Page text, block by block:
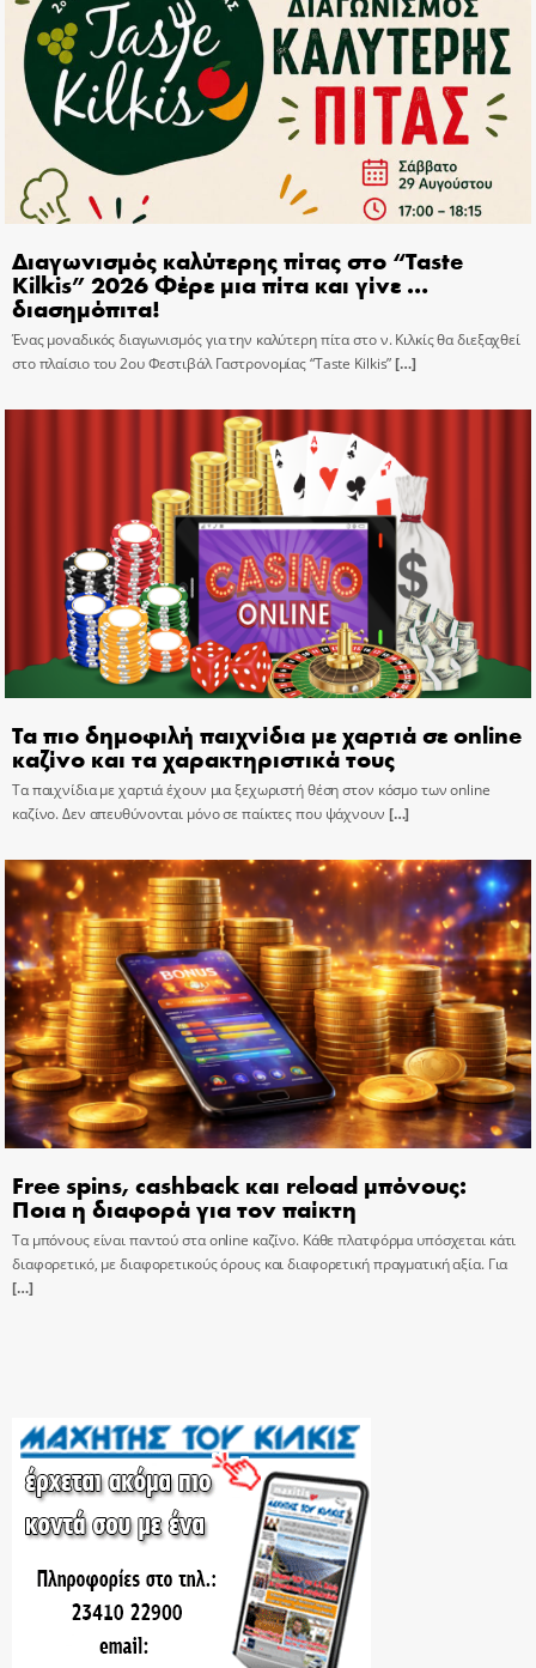
Διαγωνισμός καλύτερης πίτας στο “Taste
Kilkis” 2026 Φέρε μια πίτα και γίνε …
διασημόπιτα!
Ένας μοναδικός διαγωνισμός για την καλύτερη πίτα στο ν. Κιλκίς θα διεξαχθεί
στο πλαίσιο του 2ου Φεστιβάλ Γαστρονομίας “Taste Kilkis”[…]
Τα πιο δημοφιλή παιχνίδια με χαρτιά σε online
καζίνο και τα χαρακτηριστικά τους
Τα παιχνίδια με χαρτιά έχουν μια ξεχωριστή θέση στον κόσμο των online
καζίνο. Δεν απευθύνονται μόνο σε παίκτες που ψάχνουν […]
Free spins, cashback και reload μπόνους:
Ποια η διαφορά για τον παίκτη
Τα μπόνους είναι παντού στα online καζίνο. Κάθε πλατφόρμα υπόσχεται κάτι
διαφορετικό, με διαφορετικούς όρους και διαφορετική πραγματική αξία. Για
[…]